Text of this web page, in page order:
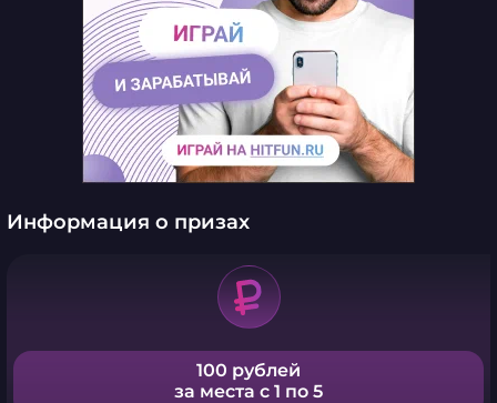
Информация о призах
100 рублей
за места с 1 по 5